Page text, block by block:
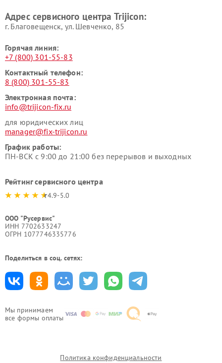
Мы принимаем
все формы оплаты
Адрес сервисного центра Trijicon:
г. Благовещенск, ул. Шевченко, 85
Горячая линия:
+7 (800) 301-55-83
Контактный телефон:
8 (800) 301-55-83
Электронная почта:
info@trijicon-fix.ru
для юридических лиц
manager@fix-trijicon.ru
График работы:
ПН-ВСК с 9:00 до 21:00 без перерывов и выходных
Рейтинг сервисного центра
4.9-5.0
ООО "Русервис"
ИНН 7702633247
ОГРН 1077746335776
Поделиться в соц. сетях:
Политика конфиденциальности